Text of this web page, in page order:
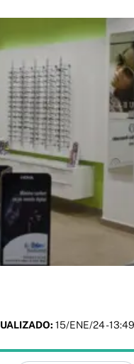
15/ENE/24 - 13:49